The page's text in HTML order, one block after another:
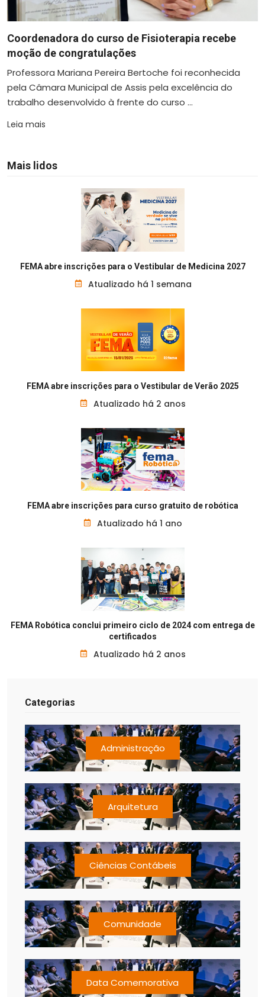
Coordenadora do curso de Fisioterapia recebe
moção de congratulações
Professora Mariana Pereira Bertoche foi reconhecida
pela Câmara Municipal de Assis pela excelência do
trabalho desenvolvido à frente do curso ...
Leia mais
Mais lidos
FEMA abre inscrições para o Vestibular de Medicina 2027
Atualizado há 1 semana
FEMA abre inscrições para o Vestibular de Verão 2025
Atualizado há 2 anos
FEMA abre inscrições para curso gratuito de robótica
Atualizado há 1 ano
FEMA Robótica conclui primeiro ciclo de 2024 com entrega de
certificados
Atualizado há 2 anos
Categorias
Administração
Arquitetura
Ciências Contábeis
Comunidade
Data Comemorativa